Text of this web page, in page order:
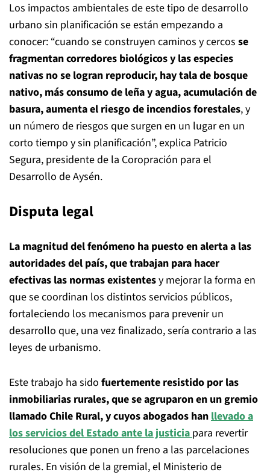
Los impactos ambientales de este tipo de desarrollo
urbano sin planificación se están empezando a
conocer: “cuando se construyen caminos y cercos se
fragmentan corredores biológicos y las especies
nativas no se logran reproducir, hay tala de bosque
nativo, más consumo de leña y agua, acumulación de
basura, aumenta el riesgo de incendios forestales, y
un número de riesgos que surgen en un lugar en un
corto tiempo y sin planificación”, explica Patricio
Segura, presidente de la Coropración para el
Desarrollo de Aysén.
Disputa legal
La magnitud del fenómeno ha puesto en alerta a las
autoridades del país, que trabajan para hacer
efectivas las normas existentesy mejorar la forma en
que se coordinan los distintos servicios públicos,
fortaleciendo los mecanismos para prevenir un
desarrollo que, una vez finalizado, sería contrario a las
leyes de urbanismo.
Este trabajo ha sido fuertemente resistido por las
inmobiliarias rurales, que se agruparon en un gremio
llamado Chile Rural, y cuyos abogados hanllevado a
los servicios del Estado ante la justiciapara revertir
resoluciones que ponen un freno a las parcelaciones
rurales. En visión de la gremial, el Ministerio de